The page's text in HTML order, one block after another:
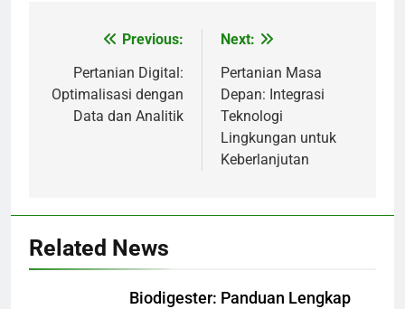
Navigasi
pos
Previous:
Pertanian Digital:
Optimalisasi dengan
Data dan Analitik
Next:
Pertanian Masa
Depan: Integrasi
Teknologi
Lingkungan untuk
Keberlanjutan
Related News
Biodigester: Panduan Lengkap